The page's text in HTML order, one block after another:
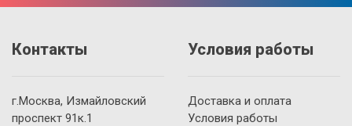
Контакты
г.Москва, Измайловский
проспект 91к.1
Условия работы
Доставка и оплата
Условия работы